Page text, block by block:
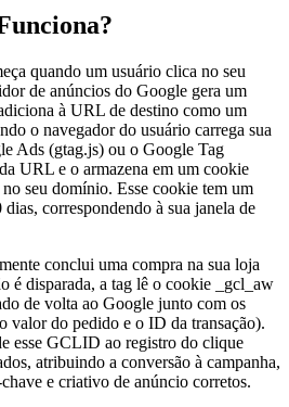
quando um usuário clica no seu
de anúncios do Google gera um
à URL de destino como um
o navegador do usuário carrega sua
Ads (gtag.js) ou o Google Tag
URL e o armazena em um cookie
seu domínio. Esse cookie tem um
correspondendo à sua janela de
conclui uma compra na sua loja
é disparada, a tag lê o cookie _gcl_aw
de volta ao Google junto com os
valor do pedido e o ID da transação).
esse GCLID ao registro do clique
atribuindo a conversão à campanha,
e criativo de anúncio corretos.